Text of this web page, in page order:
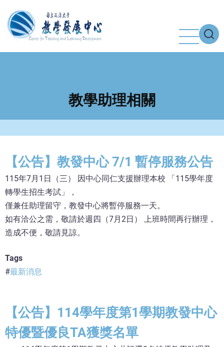
至
主
教學助理相關
【公告】教發中心 7/1 暫停服務公告
115年7月1日（三） 因中心同仁支援辦理本校 「115學年度
轉學生招生考試」，
僅兼任助理留守，教發中心將暫停服務一天。
如有洽公之需，敬請於週四（7月2日） 上班時間再行辦理，
造成不便，敬請見諒。
Tags
最新消息
【公告】114學年度第1學期教發中心
特優暨優良TA獲獎名單